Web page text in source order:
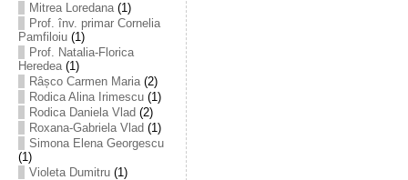
Mitrea Loredana(1)
Prof. înv. primar Cornelia
Pamfiloiu(1)
Prof. Natalia-Florica
Heredea(1)
Râșco Carmen Maria(2)
Rodica Alina Irimescu(1)
Rodica Daniela Vlad (2)
Roxana-Gabriela Vlad (1)
Simona Elena Georgescu
(1)
Violeta Dumitru(1)